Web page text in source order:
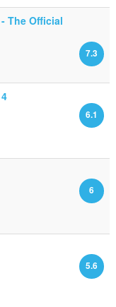
The Official
7.3
6.1
6
5.6